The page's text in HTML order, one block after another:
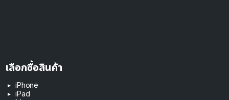
เลือกซื้อสินค้า
iPhone
iPad